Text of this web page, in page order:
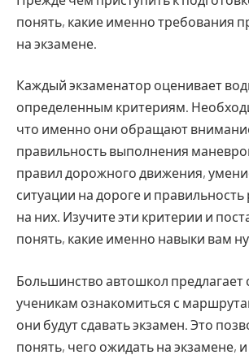
понять, какие именно требования
на экзамене.
Каждый экзаменатор оценивает
определенным критериям.
что именно они обращают
правильность выполнения
правил дорожного движения,
ситуации на дороге и
на них. Изучите эти критерии и
понять, какие именно навыки вам
Большинство автошкол предлагает
ученикам ознакомиться с
они будут сдавать экзамен. Это
понять, чего ожидать на экзамене,